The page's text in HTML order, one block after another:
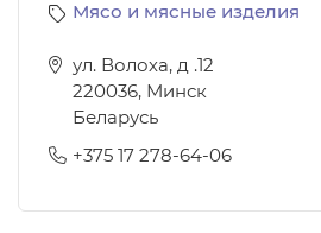
Мясо и мясные изделия
ул. Волоха, д .12
220036, Минск
Беларусь
+375 17 278-64-06